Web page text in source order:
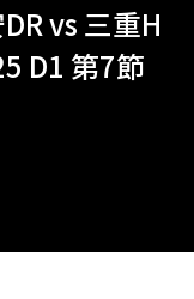
vs 三重H
D1 第7節